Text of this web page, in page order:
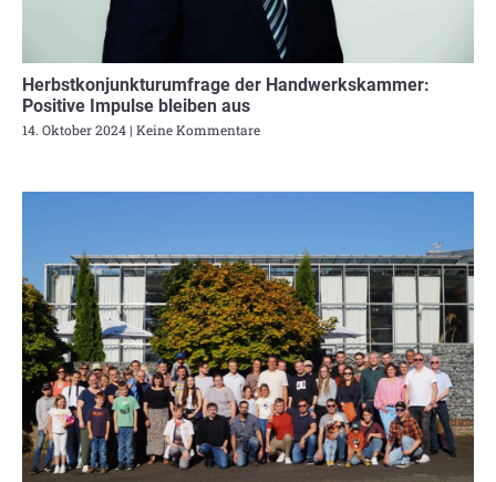
Herbstkonjunkturumfrage der Handwerkskammer:
Positive Impulse bleiben aus
14. Oktober 2024 Keine Kommentare